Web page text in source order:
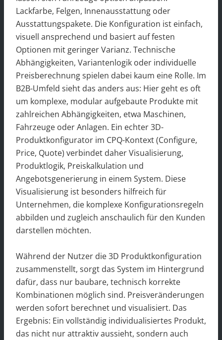
Lackfarbe, Felgen, Innenausstattung oder
Ausstattungspakete. Die Konfiguration ist einfach,
visuell ansprechend und basiert auf festen
Optionen mit geringer Varianz. Technische
Abhängigkeiten, Variantenlogik oder individuelle
Preisberechnung spielen dabei kaum eine Rolle. Im
B2B-Umfeld sieht das anders aus: Hier geht es oft
um komplexe, modular aufgebaute Produkte mit
zahlreichen Abhängigkeiten, etwa Maschinen,
Fahrzeuge oder Anlagen. Ein echter 3D-
Produktkonfigurator im CPQ-Kontext (Configure,
Price, Quote) verbindet daher Visualisierung,
Produktlogik, Preiskalkulation und
Angebotsgenerierung in einem System. Diese
Visualisierung ist besonders hilfreich für
Unternehmen, die komplexe Konfigurationsregeln
abbilden und zugleich anschaulich für den Kunden
darstellen möchten.
Während der Nutzer die 3D Produktkonfiguration
zusammenstellt, sorgt das System im Hintergrund
dafür, dass nur baubare, technisch korrekte
Kombinationen möglich sind. Preisveränderungen
werden sofort berechnet und visualisiert. Das
Ergebnis: Ein vollständig individualisiertes Produkt,
das nicht nur attraktiv aussieht, sondern auch